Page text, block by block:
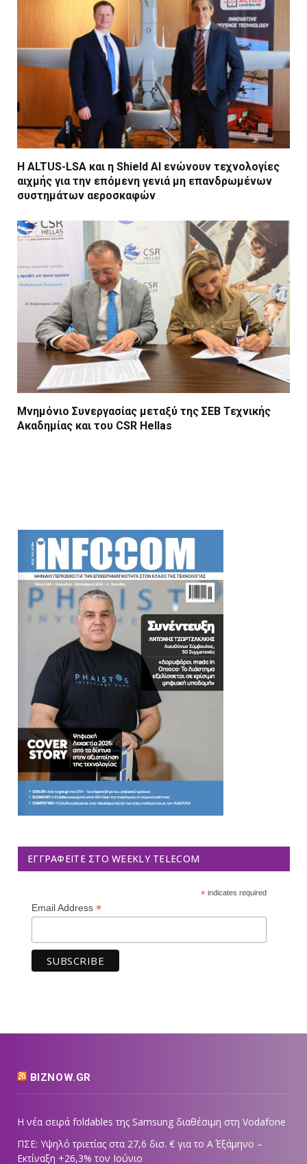
Η ALTUS-LSA και η Shield AI ενώνουν τεχνολογίες
αιχμής για την επόμενη γενιά μη επανδρωμένων
συστημάτων αεροσκαφών
Μνημόνιο Συνεργασίας μεταξύ της ΣΕΒ Τεχνικής
Ακαδημίας και του CSR Hellas
ΕΓΓΡΑΦΕΊΤΕ ΣΤΟ WEEKLY TELECOM
*indicates required
Email Address *
BIZNOW.GR
Η νέα σειρά foldables της Samsung διαθέσιμη στη Vodafone
ΠΣΕ: Υψηλό τριετίας στα 27,6 δισ. € για το Α΄ Εξάμηνο –
Εκτίναξη +26,3% τον Ιούνιο